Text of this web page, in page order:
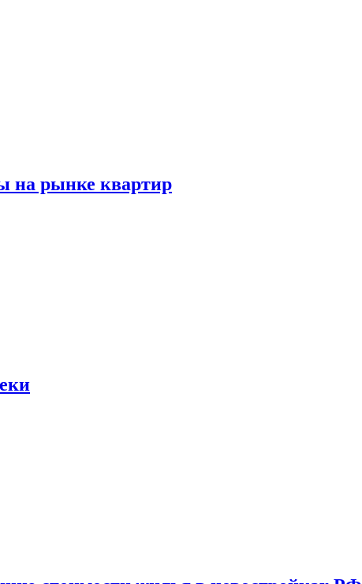
на рынке квартир